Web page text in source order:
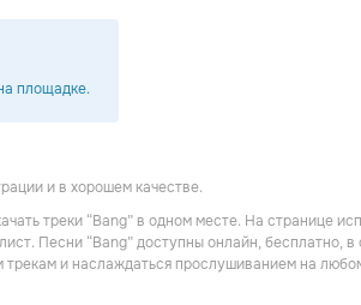
площадке.
Kahvas Jute
Поп
и в хорошем качестве.
треки “Bang” в одном месте. На странице
Песни “Bang” доступны онлайн, бесплатно,
трекам и наслаждаться прослушиванием на